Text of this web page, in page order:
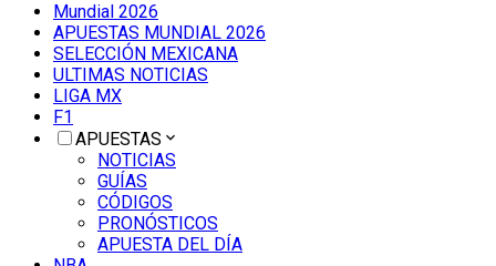
Mundial 2026
APUESTAS MUNDIAL 2026
SELECCIÓN MEXICANA
ULTIMAS NOTICIAS
LIGA MX
F1
APUESTAS
NOTICIAS
GUÍAS
CÓDIGOS
PRONÓSTICOS
APUESTA DEL DÍA